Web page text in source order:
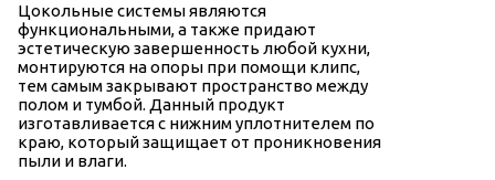
Цокольные системы являются
функциональными, а также придают
эстетическую завершенность любой кухни,
монтируются на опоры при помощи клипс,
тем самым закрывают пространство между
полом и тумбой. Данный продукт
изготавливается с нижним уплотнителем по
краю, который защищает от проникновения
пыли и влаги.